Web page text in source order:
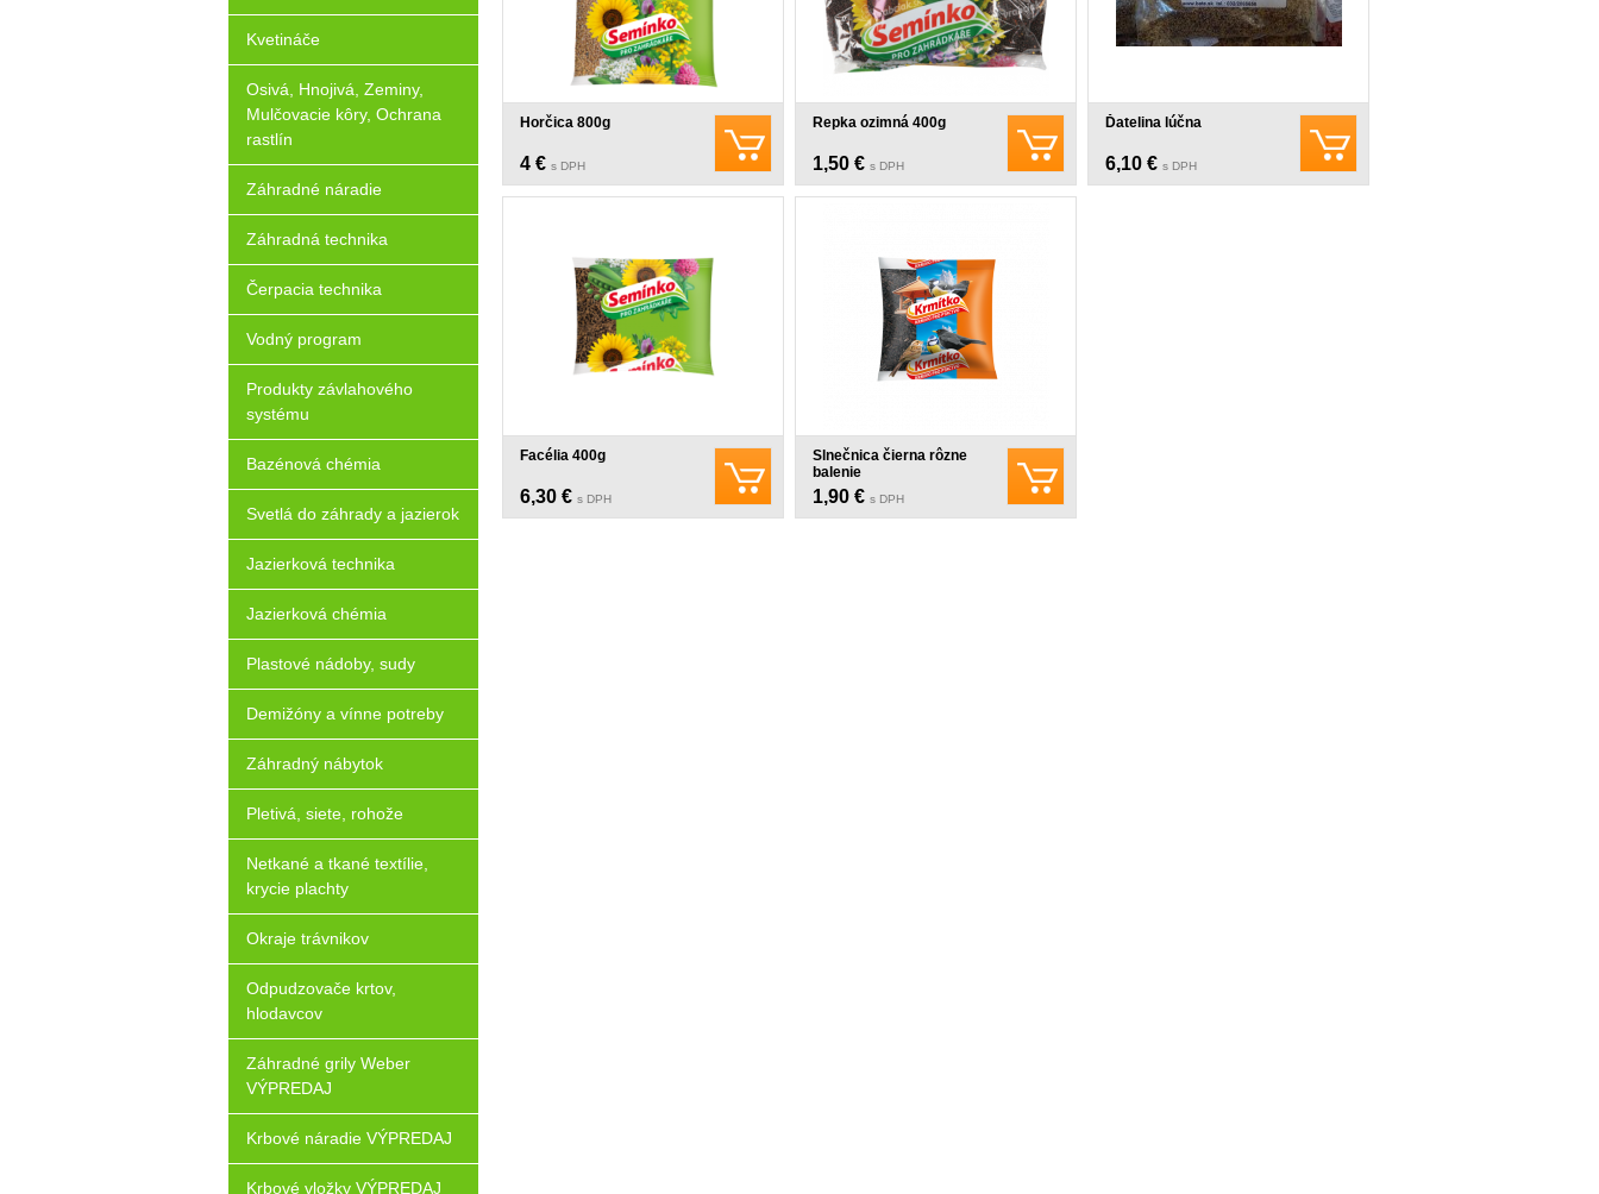
Horčica 800g
4 € s DPH
Repka ozimná 400g
1,50 € s DPH
Ďatelina lúčna
6,10 € s DPH
Facélia 400g
6,30 € s DPH
Slnečnica čierna rôzne
balenie
1,90 € s DPH
Kvetináče
Osivá, Hnojivá, Zeminy,
Mulčovacie kôry, Ochrana
rastlín
Záhradné náradie
Záhradná technika
Čerpacia technika
Vodný program
Produkty závlahového
systému
Bazénová chémia
Svetlá do záhrady a jazierok
Jazierková technika
Jazierková chémia
Plastové nádoby, sudy
Demižóny a vínne potreby
Záhradný nábytok
Pletivá, siete, rohože
Netkané a tkané textílie,
krycie plachty
Okraje trávnikov
Odpudzovače krtov,
hlodavcov
Záhradné grily Weber
VÝPREDAJ
Krbové náradie VÝPREDAJ
Krbové vložky VÝPREDAJ